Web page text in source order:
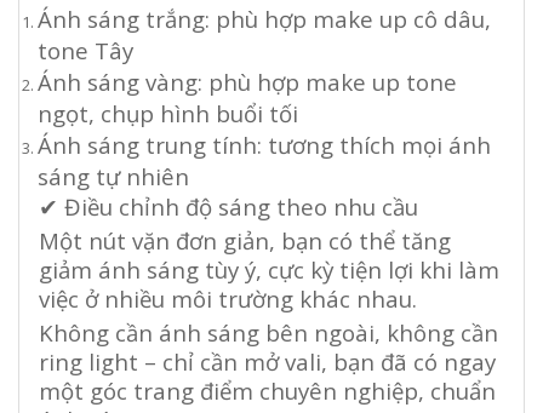
Ánh sáng trắng: phù hợp make up cô dâu,
tone Tây
Ánh sáng vàng: phù hợp make up tone
ngọt, chụp hình buổi tối
Ánh sáng trung tính: tương thích mọi ánh
sáng tự nhiên
✔ Điều chỉnh độ sáng theo nhu cầu
Một nút vặn đơn giản, bạn có thể tăng
giảm ánh sáng tùy ý, cực kỳ tiện lợi khi làm
việc ở nhiều môi trường khác nhau.
Không cần ánh sáng bên ngoài, không cần
ring light – chỉ cần mở vali, bạn đã có ngay
một góc trang điểm chuyên nghiệp, chuẩn